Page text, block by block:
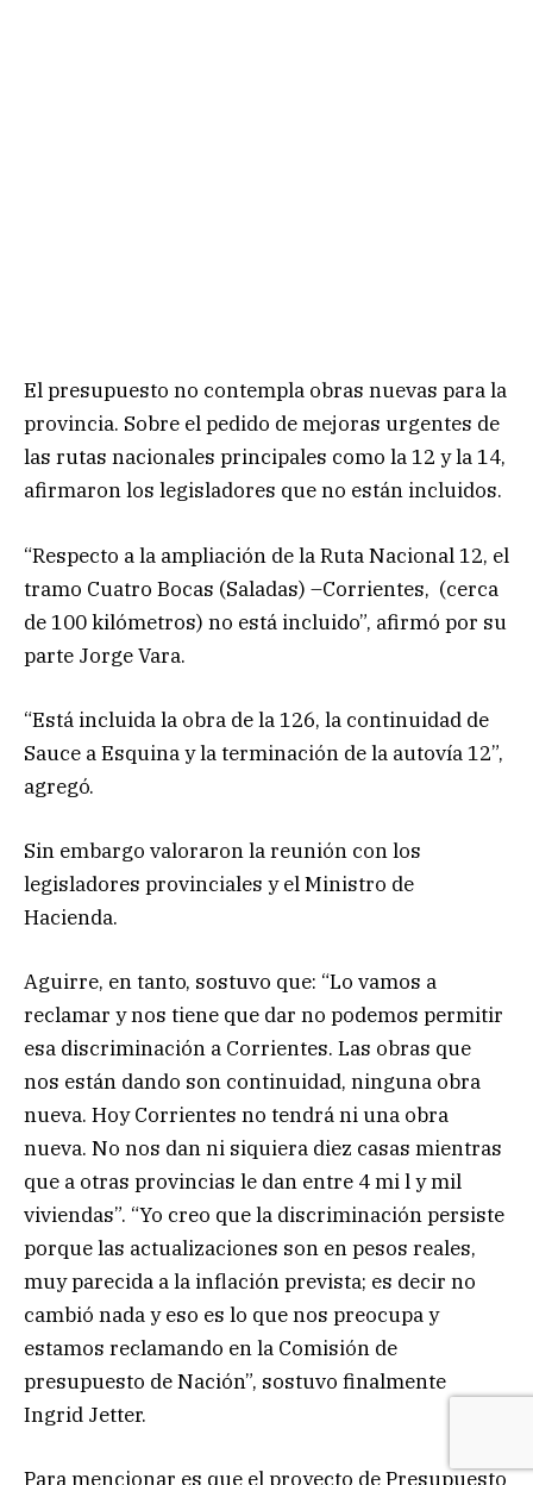
El presupuesto no contempla obras nuevas para la
provincia. Sobre el pedido de mejoras urgentes de
las rutas nacionales principales como la 12 y la 14,
afirmaron los legisladores que no están incluidos.
“Respecto a la ampliación de la Ruta Nacional 12, el
tramo Cuatro Bocas (Saladas) –Corrientes, (cerca
de 100 kilómetros) no está incluido”, afirmó por su
parte Jorge Vara.
“Está incluida la obra de la 126, la continuidad de
Sauce a Esquina y la terminación de la autovía 12”,
agregó.
Sin embargo valoraron la reunión con los
legisladores provinciales y el Ministro de
Hacienda.
Aguirre, en tanto, sostuvo que: “Lo vamos a
reclamar y nos tiene que dar no podemos permitir
esa discriminación a Corrientes. Las obras que
nos están dando son continuidad, ninguna obra
nueva. Hoy Corrientes no tendrá ni una obra
nueva. No nos dan ni siquiera diez casas mientras
que a otras provincias le dan entre 4 mi l y mil
viviendas”. “Yo creo que la discriminación persiste
porque las actualizaciones son en pesos reales,
muy parecida a la inflación prevista; es decir no
cambió nada y eso es lo que nos preocupa y
estamos reclamando en la Comisión de
presupuesto de Nación”, sostuvo finalmente
Ingrid Jetter.
Para mencionar es que el proyecto de Presupuesto